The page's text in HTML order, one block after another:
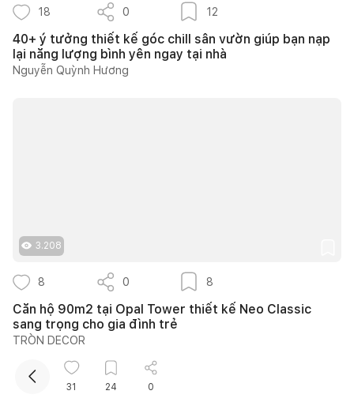
18 0 12
40+ ý tưởng thiết kế góc chill sân vườn giúp bạn nạp
lại năng lượng bình yên ngay tại nhà
Nguyễn Quỳnh Hương
3.208
8 0 8
Căn hộ 90m2 tại Opal Tower thiết kế Neo Classic
sang trọng cho gia đình trẻ
TRÒN DECOR
Kho kiến thức
31 24 0